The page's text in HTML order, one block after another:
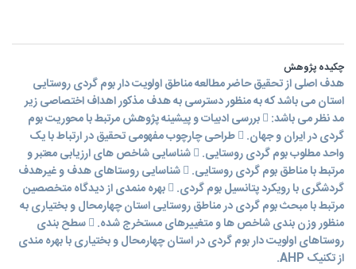
چکیده پژوهش
هدف اصلی از تحقیق حاضر مطالعه مناطق اولویت دار بوم گردی روستایی
استان می باشد که به منظور دسترسی به هدف مذکور اهداف اختصاصی زیر
مد نظر می باشد:  بررسی ادبیات و پیشینه پژوهش مرتبط با محوریت بوم
گردی در ایران و جهان.  طراحی چارچوب مفهومی تحقیق در ارتباط با یک
واحد مطلوب بوم گردی روستایی.  شناسایی شاخص های ارزیابی معتبر و
مرتبط با مناطق بوم گردی روستایی.  شناسایی روستاهای هدف و غیرهدف
گردشگری با رویکرد پتانسیل بوم گردی.  بهره منمدی از دیدگاه متخصصین
مرتبط با مبحث بوم گردی در مناطق روستایی استان چهارمحال و بختیاری به
منظور وزن بندی شاخص ها و متغییرهای مستخرج شده.  سطح بندی
روستاهای اولویت دار بوم گردی در استان چهارمحال و بختیاری با بهره مندی
از تکنیک AHP.